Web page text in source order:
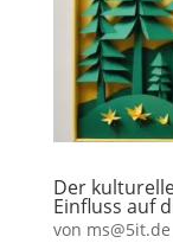
Der
Einfluss auf
von ms@5it.de